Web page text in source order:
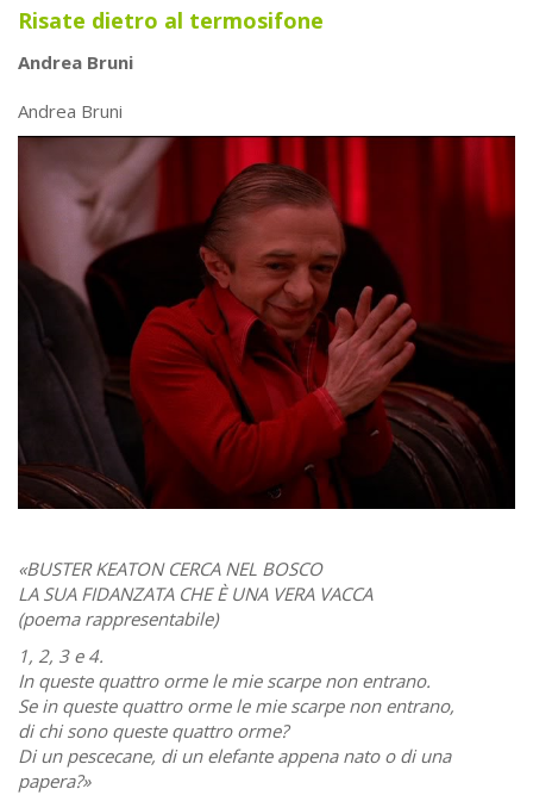
Risate dietro al termosifone
Andrea Bruni
Andrea Bruni
«BUSTER KEATON CERCA NEL BOSCO
LA SUA FIDANZATA CHE È UNA VERA VACCA
(poema rappresentabile)
1, 2, 3 e 4.
In queste quattro orme le mie scarpe non entrano.
Se in queste quattro orme le mie scarpe non entrano,
di chi sono queste quattro orme?
Di un pescecane, di un elefante appena nato o di una
papera?»